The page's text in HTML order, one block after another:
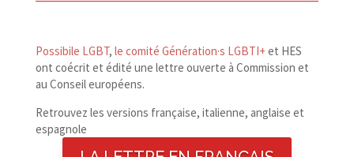
Possibile LGBT, le comité Génération·s LGBTI+ et HES
ont coécrit et édité une lettre ouverte à Commission et
au Conseil européens.
Retrouvez les versions française, italienne, anglaise et
espagnole